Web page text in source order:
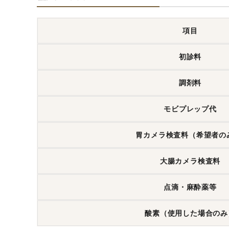
項目
初診料
調剤料
モビプレップ代
胃カメラ検査料 （希望者
大腸カメラ検査料
点滴・麻酔薬等
酸素 （使用した場合のみ